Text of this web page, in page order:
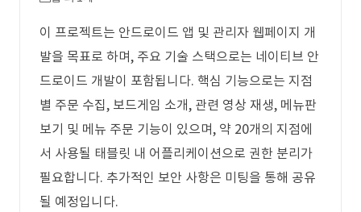
이 프로젝트는 안드로이드 앱 및 관리자 웹페이지 개
발을 목표로 하며, 주요 기술 스택으로는 네이티브 안
드로이드 개발이 포함됩니다. 핵심 기능으로는 지점
별 주문 수집, 보드게임 소개, 관련 영상 재생, 메뉴판
보기 및 메뉴 주문 기능이 있으며, 약 20개의 지점에
서 사용될 태블릿 내 어플리케이션으로 권한 분리가
필요합니다. 추가적인 보안 사항은 미팅을 통해 공유
될 예정입니다.